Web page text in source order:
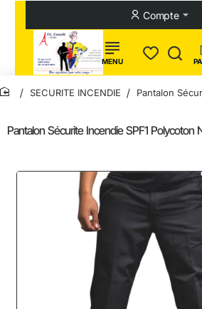
Compte
Pantalon Sécurite Incendie SPF1 Polycoton
home
SECURITE INCENDIE Pantalon